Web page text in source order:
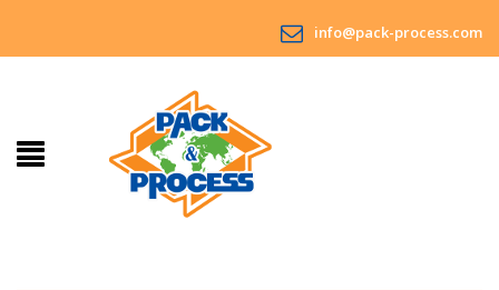
info@pack-process.com